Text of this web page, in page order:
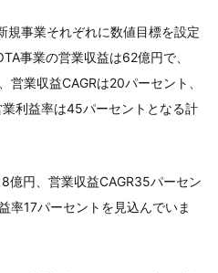
規事業それぞれに数値目標を設定
事業の営業収益は62億円で、
業収益CAGRは20パーセント、
利益率は45パーセントとなる計
億円、営業収益CAGR35パーセン
率17パーセントを見込んでいま